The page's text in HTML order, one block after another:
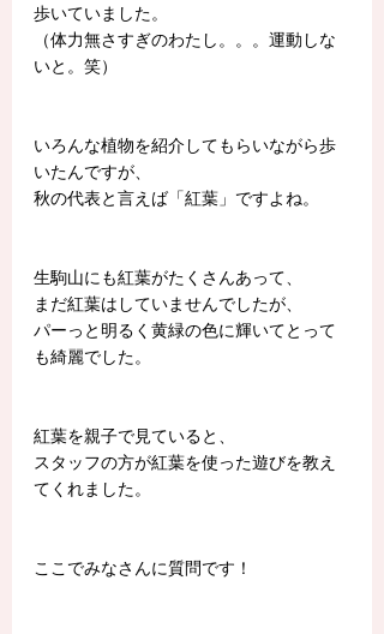
歩いていました。
（体力無さすぎのわたし。。。運動しな
いと。笑）
いろんな植物を紹介してもらいながら歩
いたんですが、
秋の代表と言えば「紅葉」ですよね。
生駒山にも紅葉がたくさんあって、
まだ紅葉はしていませんでしたが、
パーっと明るく黄緑の色に輝いてとって
も綺麗でした。
紅葉を親子で見ていると、
スタッフの方が紅葉を使った遊びを教え
てくれました。
ここでみなさんに質問です！